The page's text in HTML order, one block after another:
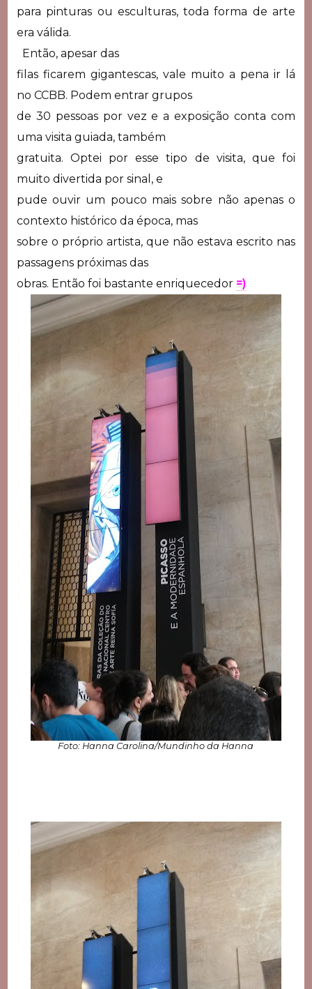
para pinturas ou esculturas, toda forma de arte
era válida.
Então, apesar das
filas ficarem gigantescas, vale muito a pena ir lá
no CCBB. Podem entrar grupos
de 30 pessoas por vez e a exposição conta com
uma visita guiada, também
gratuita. Optei por esse tipo de visita, que foi
muito divertida por sinal, e
pude ouvir um pouco mais sobre não apenas o
contexto histórico da época, mas
sobre o próprio artista, que não estava escrito nas
passagens próximas das
obras. Então foi bastante enriquecedor =)
Foto: Hanna Carolina/Mundinho da Hanna